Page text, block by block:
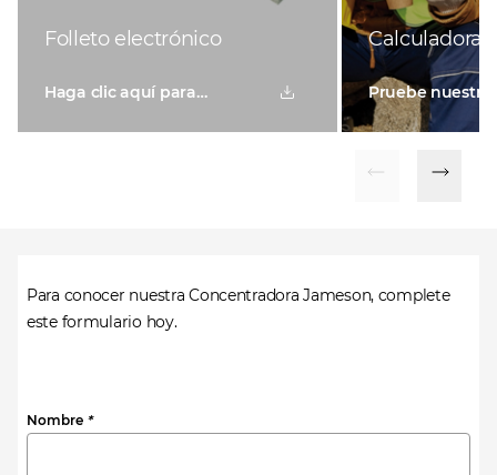
Folleto electrónico
Haga clic aquí para
Calculadora
Pruebe nuestra
en línea ahora
Para conocer nuestra Concentradora Jameson, complete
este formulario hoy.
Nombre *